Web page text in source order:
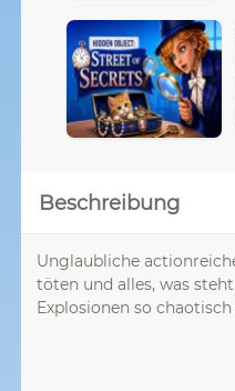
Beschreibung
Unglaubliche
töten und alles, was
Explosionen so